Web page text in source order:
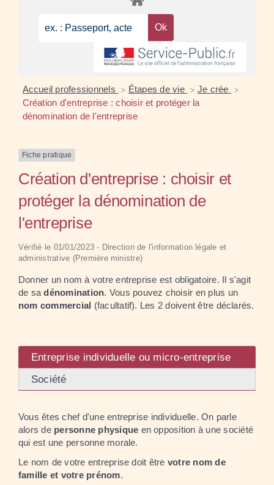
Accueil professionnels > Étapes de vie > Je crée >
Création d'entreprise : choisir et protéger la
dénomination de l'entreprise
Fiche pratique
Création d'entreprise : choisir et
protéger la dénomination de
l'entreprise
Vérifié le 01/01/2023 - Direction de l'information légale et
administrative (Première ministre)
Donner un nom à votre entreprise est obligatoire. Il s'agit
de sadénomination. Vous pouvez choisir en plus un
nom commercial (facultatif). Les 2 doivent être déclarés.
Entreprise individuelle ou micro-entreprise
Société
Vous êtes chef d'une entreprise individuelle. On parle
alors de personne physique en opposition à une société
qui est une personne morale.
Le nom de votre entreprise doit être votre nom de
famille et votre prénom.